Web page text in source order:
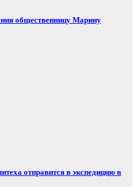
общественницу Марину
отправится в экспедицию в